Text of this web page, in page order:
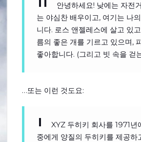
안녕하세요! 낮에는 자전
는 야심찬 배우이고, 여기는 나
니다. 로스 앤젤레스에 살고 있
름의 좋은 개를 기르고 있으며,
좋아합니다. (그리고 빗 속을 걷
…또는 이런 것도요:
XYZ 두히키 회사를 1971년
중에게 양질의 두히키를 제공하